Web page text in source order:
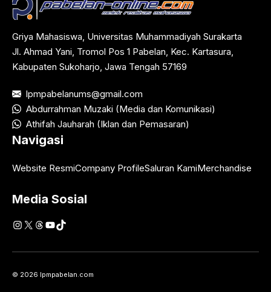
Griya Mahasiswa, Universitas Muhammadiyah Surakarta
Jl. Ahmad Yani, Tromol Pos 1 Pabelan, Kec. Kartasura,
Kabupaten Sukoharjo, Jawa Tengah 57169
lpmpabelanums@gmail.com
Abdurrahman Muzaki (Media dan Komunikasi)
Athifah Jauharah (Iklan dan Pemasaran)
Navigasi
Website ResmiCompany ProfileSaluran KamiMerchandise
Media Sosial
Instagram
X Threads
YouTube
TikTok
© 2026 lpmpabelan.com